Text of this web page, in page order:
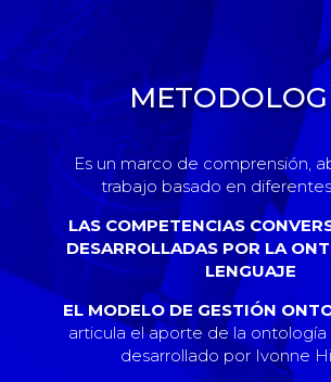
Es un marco de comprensión,
trabajo basado en
LAS COMPETENCIAS
DESARROLLADAS POR LA
LENGUAJE
EL MODELO DE GESTIÓN
articula el aporte de la ontología
desarrollado por Ivonne